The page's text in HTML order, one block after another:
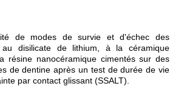
de modes de survie et d'échec des
au disilicate de lithium, à la céramique
résine nanocéramique cimentés sur des
de dentine après un test de durée de vie
par contact glissant (SSALT).